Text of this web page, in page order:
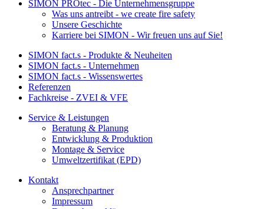
SIMON PROtec - Die Unternehmensgruppe
Was uns antreibt - we create fire safety
Unsere Geschichte
Karriere bei SIMON - Wir freuen uns auf Sie!
SIMON fact.s - Produkte & Neuheiten
SIMON fact.s - Unternehmen
SIMON fact.s - Wissenswertes
Referenzen
Fachkreise - ZVEI & VFE
Service & Leistungen
Beratung & Planung
Entwicklung & Produktion
Montage & Service
Umweltzertifikat (EPD)
Kontakt
Ansprechpartner
Impressum